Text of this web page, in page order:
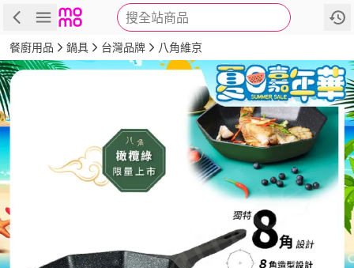
搜全站商品
商品 評價 詳情
餐廚用品 鍋具 台灣品牌 八角維京